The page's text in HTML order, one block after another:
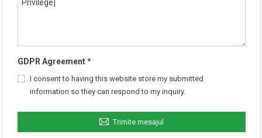
GDPR Agreement*
I consent to having this website store my submitted
information so they can respond to my inquiry.
Trimite mesajul